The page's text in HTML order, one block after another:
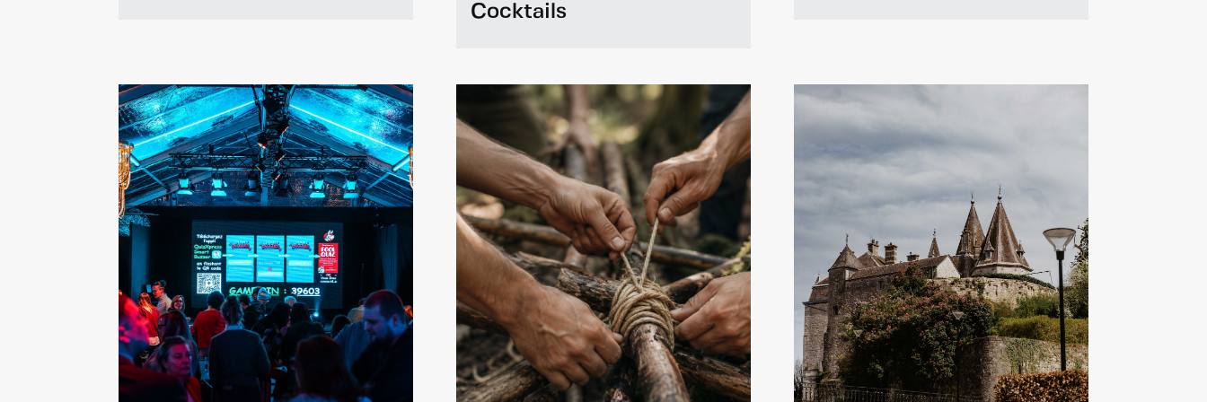
En savoir plus
Fun Cohesion
Des défis d'équipe où organisation,
communication et entraide sont
Cocktails
Make Your Own Cocktails
Un atelier ludique et convivial pour
Sparkling Tasting
Un voyage pétillant à travers l'univers
des bulles, entre finesse, diversité et